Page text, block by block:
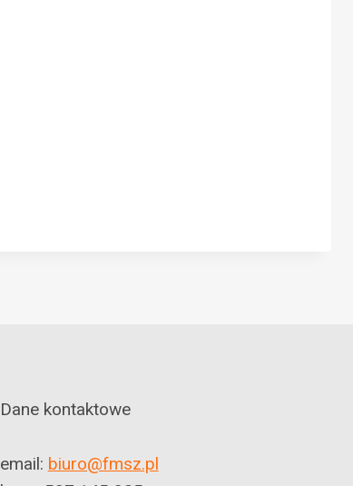
Dane kontaktowe
email: biuro@fmsz.pl